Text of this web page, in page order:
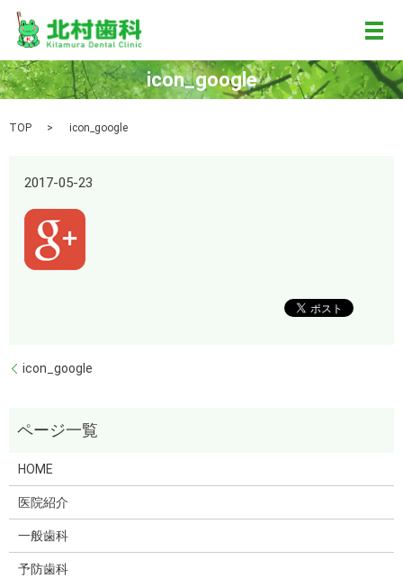
メ
icon_google
TOP icon_google
2017-05-23
icon_google
HOME
医院紹介
一般歯科
予防歯科